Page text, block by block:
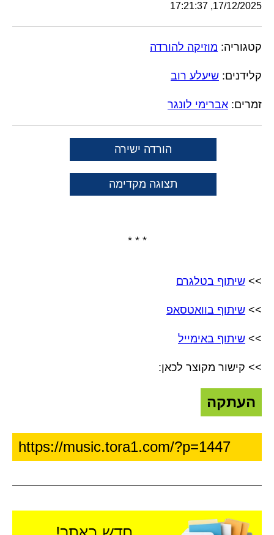
17/12/2025, 17:21:37
קטגוריה: מוזיקה להורדה
קלידנים: שיעלע רוב
זמרים: אברימי לונגר
הורדה ישירה
תצוגה מקדימה
* * *
>> שיתוף בטלגרם
>> שיתוף בוואטסאפ
>> שיתוף באימייל
>> קישור מקוצר לכאן:
העתקה